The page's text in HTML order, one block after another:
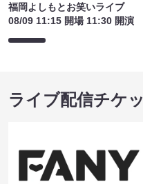
福岡よしもとお笑いライブ
08/09 11:15 開場 11:30 開演
ライブ配信チケ